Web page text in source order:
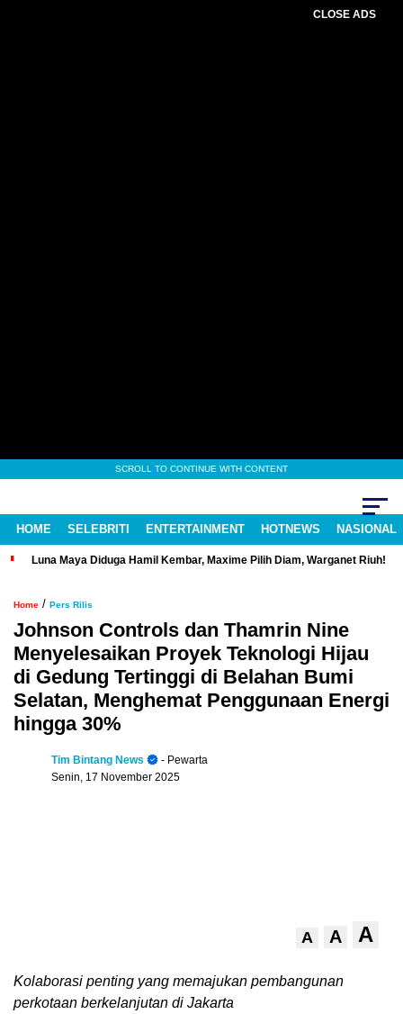
CLOSE ADS
SCROLL TO CONTINUE WITH CONTENT
HOME SELEBRITI ENTERTAINMENT HOTNEWS NASIONAL
Luna Maya Diduga Hamil Kembar, Maxime Pilih Diam, Warganet Riuh!
Home / Pers Rilis
Johnson Controls dan Thamrin Nine
Menyelesaikan Proyek Teknologi Hijau
di Gedung Tertinggi di Belahan Bumi
Selatan, Menghemat Penggunaan Energi
hingga 30%
Tim Bintang News
- Pewarta
Senin, 17 November 2025
A A A
Kolaborasi penting yang memajukan pembangunan
perkotaan berkelanjutan di Jakarta